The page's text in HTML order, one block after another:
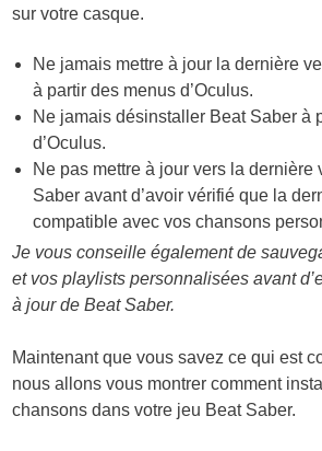
sur votre casque.
Ne jamais mettre à jour la dernière
à partir des menus d’Oculus.
Ne jamais désinstaller Beat Saber à
d’Oculus.
Ne pas mettre à jour vers la dernière
Saber avant d’avoir vérifié que la
compatible avec vos chansons
Je vous conseille également de
et vos playlists personnalisées avant
à jour de Beat Saber.
Maintenant que vous savez ce qui est
nous allons vous montrer comment
chansons dans votre jeu Beat Saber.